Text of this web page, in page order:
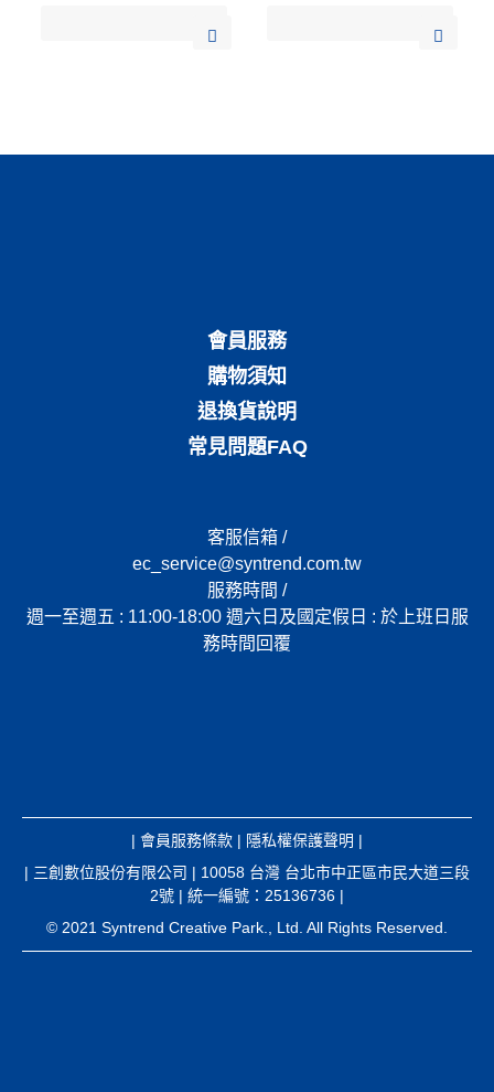
會員服務
購物須知
退換貨說明
常見問題FAQ
客服信箱 /
ec_service@syntrend.com.tw
服務時間 /
週一至週五 : 11:00-18:00 週六日及國定假日 : 於上班日服
務時間回覆
| 會員服務條款 | 隱私權保護聲明 |
| 三創數位股份有限公司 | 10058 台灣 台北市中正區市民大道三段
2號 | 統一編號：25136736 |
© 2021 Syntrend Creative Park., Ltd. All Rights Reserved.